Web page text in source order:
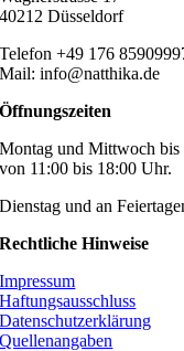
40212 Düsseldorf
Telefon +49 176
Mail: info@natthika.de
Öffnungszeiten
Montag und Mittwoch bis
von 11:00 bis 18:00 Uhr.
Dienstag und an
Rechtliche Hinweise
Impressum
Haftungsausschluss
Datenschutzerklärung
Quellenangaben